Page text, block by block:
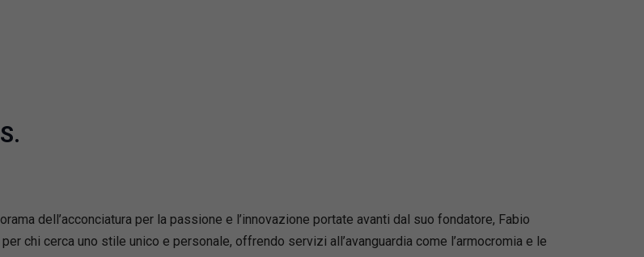
dell’acconciatura per la passione e l’innovazione portate avanti dal suo fondatore, Fabio
chi cerca uno stile unico e personale, offrendo servizi all’avanguardia come l’armocromia e le